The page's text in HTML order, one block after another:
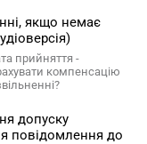
якщо немає
прийняття -
компенсацію
допуску
повідомлення до